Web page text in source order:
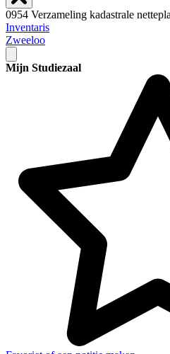
0954 Verzameling kadastrale
Inventaris
Zweeloo
Mijn Studiezaal